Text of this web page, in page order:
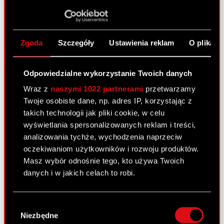
Zgoda Szczegóły Ustawienia reklam O
Odpowiedzialne wykorzystanie Twoich danych
Wraz z naszymi 1022 partnerami przetwarzamy
Twoje osobiste dane, np. adres IP, korzystając z
takich technologii jak pliki cookie, w celu
wyświetlania spersonalizowanych reklam i treści,
analizowania tychże, wychodzenia naprzeciw
oczekiwaniom użytkowników i rozwoju produktów.
Masz wybór odnośnie tego, kto używa Twoich
danych i w jakich celach to robi.
lokalizacji geograficznej z dokładnością nawet
zgody
Niezbędne
Raport bieżący nr 31/2010
PDF Pobierz załącznik
4 czerwca 2010
PDF Rezygnacja osoby zarządzającej
Raport bieżący nr 29/2010
3 czerwca 2010